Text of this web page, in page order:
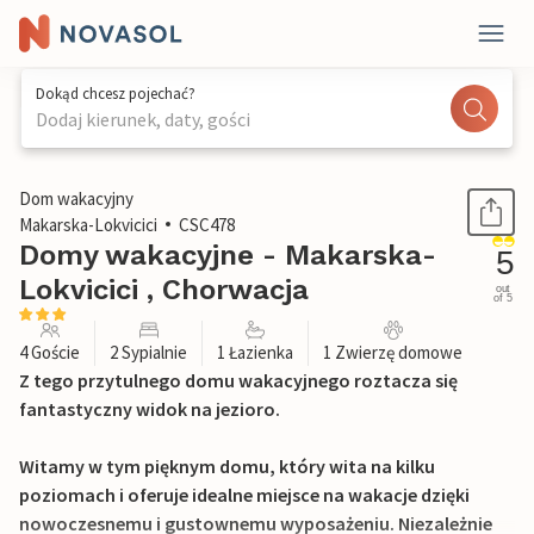
Dokąd chcesz pojechać?
Dodaj kierunek, daty, gości
1 / 22
Dom wakacyjny
Makarska-Lokvicici
CSC478
Domy wakacyjne - Makarska-
Lokvicici , Chorwacja
5
out
of 5
4 Goście 2 Sypialnie 1 Łazienka 1 Zwierzę domowe
Z tego przytulnego domu wakacyjnego roztacza się
fantastyczny widok na jezioro.
Witamy w tym pięknym domu, który wita na kilku
poziomach i oferuje idealne miejsce na wakacje dzięki
nowoczesnemu i gustownemu wyposażeniu. Niezależnie